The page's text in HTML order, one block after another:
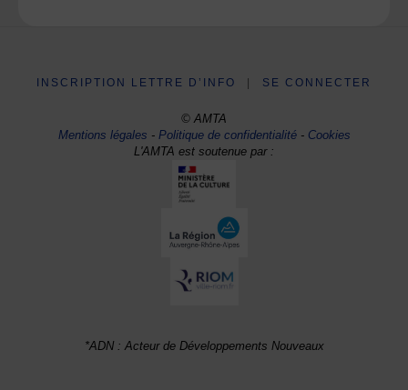
INSCRIPTION LETTRE D’INFO SE CONNECTER
© AMTA
Mentions légales -Politique de confidentialité- Cookies
L'AMTA est soutenue par :
*ADN : Acteur de Développements Nouveaux